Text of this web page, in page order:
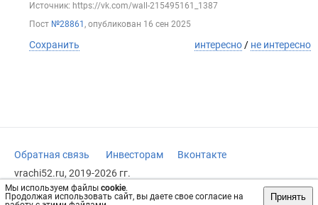
Мы используем файлы cookie.
Продолжая использовать сайт, вы даете свое согласие на
Принять
Источник: https://vk.com/wall-215495161_1387
Пост №28861 , опубликован 16 сен 2025
Сохранить интересно / не интересно
Обратная связь Инвесторам
Вконтакте
vrachi52.ru, 2019-2026 гг.
Имеются противопоказания, требуется консультация